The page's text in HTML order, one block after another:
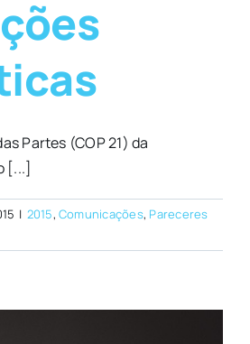
Partes (COP 21) da
[...]
| 2015,Comunicações, Pareceres